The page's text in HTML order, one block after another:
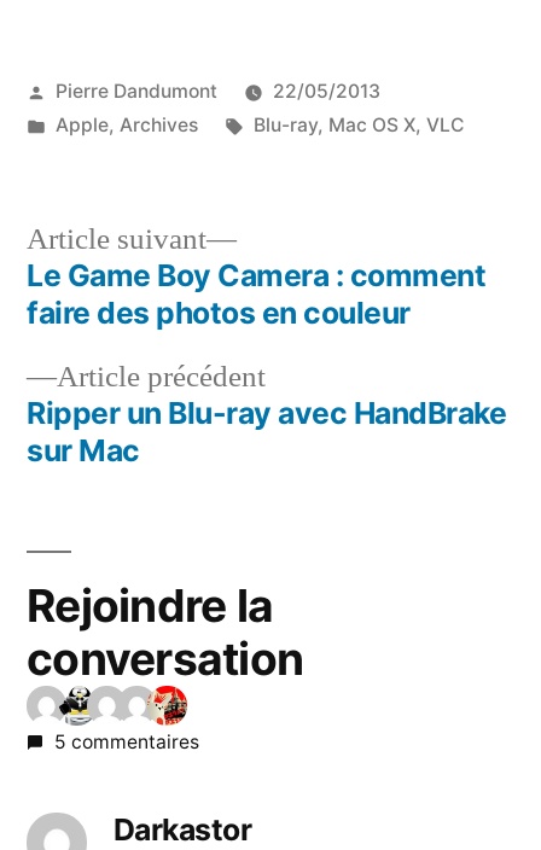
Publié
par
Pierre Dandumont
22/05/2013
Publié
Apple, Archives Étiquettes :
Blu-ray, Mac OS X, VLC
Navigation
l’article
Article précédentArticle
précédent :
Ripper un Blu-ray avec HandBrake
sur Mac
Article suivant
Article
suivant :
Le Game Boy Camera : comment
faire des photos en couleur
Rejoindre la
conversation
5 commentaires
Darkastor